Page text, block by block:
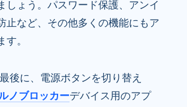
しょう。パスワード保護、アンイ
止など、その他多くの機能にもア
す。
最後に、電源ボタンを切り替え
ノブロッカーデバイス用のアプ